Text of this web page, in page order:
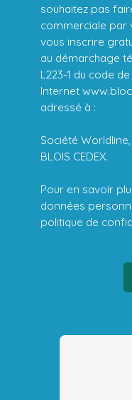
souhaitez pas
commerciale par
vous inscrire
au démarchage
L223-1 du code
Internet
adressé à :
Société Worldline,
BLOIS CEDEX.
Pour en savoir
données
politique de